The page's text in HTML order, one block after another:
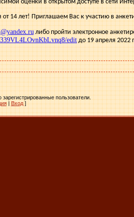
оценки в открытом доступе в сети
14 лет! Приглашаем Вас к участию в
либо пройти электронное
edit до 19 апреля 2022
пользователи.
| Вход]